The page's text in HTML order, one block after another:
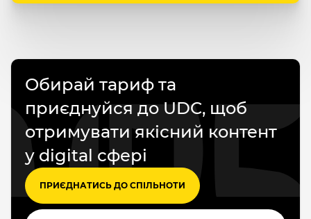
Обирай тариф та
приєднуйся до UDC, щоб
отримувати якісний контент
у digital сфері
ПРИЄДНАТИСЬ ДО СПІЛЬНОТИ